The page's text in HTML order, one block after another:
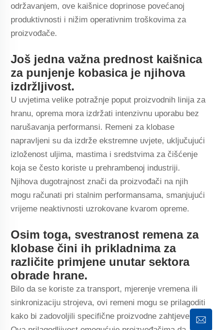
održavanjem, ove kaišnice doprinose povećanoj
produktivnosti i nižim operativnim troškovima za
proizvođače.
Još jedna važna prednost kaišnica
za punjenje kobasica je njihova
izdržljivost.
U uvjetima velike potražnje poput proizvodnih linija za
hranu, oprema mora izdržati intenzivnu uporabu bez
narušavanja performansi. Remeni za klobase
napravljeni su da izdrže ekstremne uvjete, uključujući
izloženost uljima, mastima i sredstvima za čišćenje
koja se često koriste u prehrambenoj industriji.
Njihova dugotrajnost znači da proizvođači na njih
mogu računati pri stalnim performansama, smanjujući
vrijeme neaktivnosti uzrokovane kvarom opreme.
Osim toga, svestranost remena za
klobase čini ih prikladnima za
različite primjene unutar sektora
obrade hrane.
Bilo da se koriste za transport, mjerenje vremena ili
sinkronizaciju strojeva, ovi remeni mogu se prilagoditi
kako bi zadovoljili specifične proizvodne zahtjeve.